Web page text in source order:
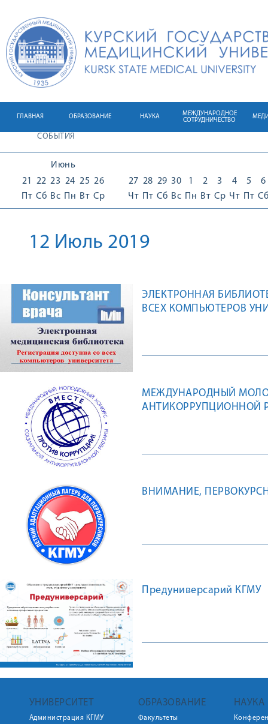
ГЛАВНАЯ ОБРАЗОВАНИЕ НАУКА
МЕЖДУНАРОДНОЕ
СОТРУДНИЧЕСТВО
СОБЫТИЯ
Июнь
21
Пт
22
Сб
23
Вс
24
Пн
25
Вт
26
Ср
27
Чт
28
Пт
29
Сб
30
Вс
1
Пн
2
Вт
3
Ср
4
Чт
5
Пт
6
Сб
12 Июль 2019
ЭЛЕКТРОННАЯ
ВСЕХ КОМПЬЮТЕРОВ
МЕЖДУНАРОДНЫЙ
АНТИКОРРУПЦИОННОЙ
ВНИМАНИЕ,
Предуниверсарий КГМУ
УНИВЕРСИТЕТ
Администрация КГМУ
ОБРАЗОВАНИЕ
Факультеты
НАУКА